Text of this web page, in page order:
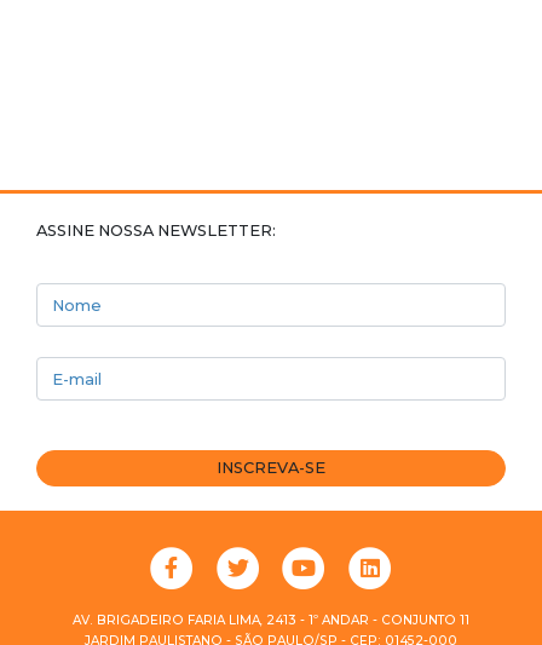
ASSINE NOSSA NEWSLETTER:
INSCREVA-SE
AV. BRIGADEIRO FARIA LIMA, 2413 - 1º ANDAR - CONJUNTO 11
JARDIM PAULISTANO - SÃO PAULO/SP - CEP: 01452-000